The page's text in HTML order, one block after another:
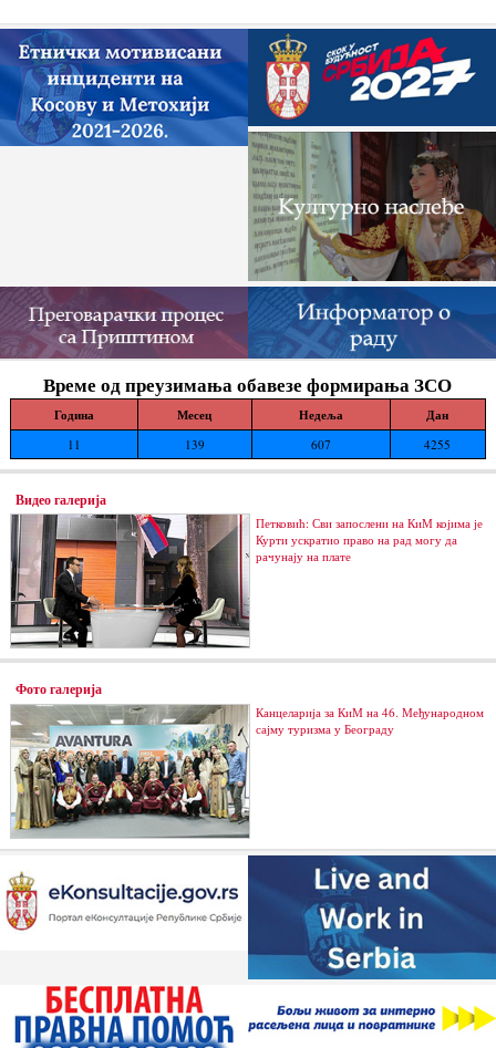
жигоше...
Време од преузимања обавезе формирања ЗСО
Година Месец Недеља Дан
11 139 607 4255
Видео галерија
Петковић: Сви запослени на КиМ којима је
Курти ускратио право на рад могу да
рачунају на плате
Фото галерија
Канцеларија за КиМ на 46. Међународном
сајму туризма у Београду